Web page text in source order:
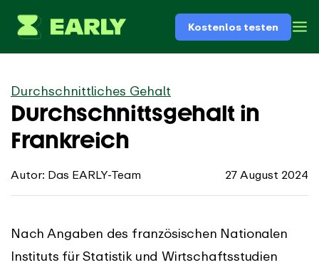
Kostenlos testen
Durchschnittliches Gehalt
Durchschnittsgehalt in
Frankreich
Autor: Das EARLY-Team 27 August 2024
Nach Angaben des französischen Nationalen
Instituts für Statistik und Wirtschaftsstudien